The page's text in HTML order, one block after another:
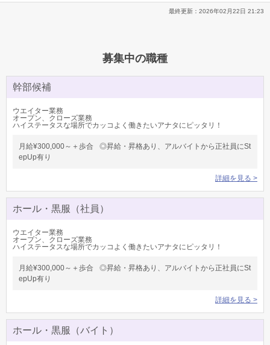
最終更新： 2026年02月22日 21:23
募集中の職種
幹部候補
ウエイター業務
オープン、クローズ業務
ハイステータスな場所でカッコよく働きたいアナタにピッタリ！
月給¥300,000～＋歩合 ◎昇給・昇格あり、アルバイトから正社員にSt
epUp有り
詳細を見る >
ホール・黒服（社員）
ウエイター業務
オープン、クローズ業務
ハイステータスな場所でカッコよく働きたいアナタにピッタリ！
月給¥300,000～＋歩合 ◎昇給・昇格あり、アルバイトから正社員にSt
epUp有り
詳細を見る >
ホール・黒服（バイト）